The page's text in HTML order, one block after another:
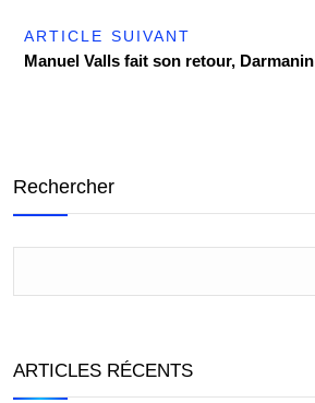
ARTICLE SUIVANT
Manuel Valls fait son retour, Darmanin
Rechercher
ARTICLES RÉCENTS